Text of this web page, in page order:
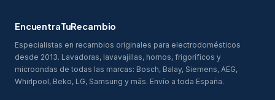
EncuentraTuRecambio
Especialistas en recambios originales para electrodomésticos
desde 2013. Lavadoras, lavavajillas, hornos, frigoríficos y
microondas de todas las marcas: Bosch, Balay, Siemens, AEG,
Whirlpool, Beko, LG, Samsung y más. Envío a toda España.